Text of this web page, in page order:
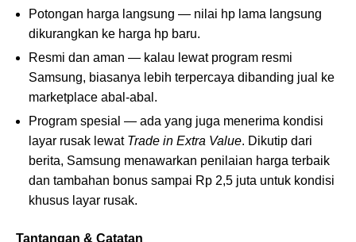
Potongan harga langsung — nilai hp lama langsung
dikurangkan ke harga hp baru.
Resmi dan aman — kalau lewat program resmi
Samsung, biasanya lebih terpercaya dibanding jual ke
marketplace abal-abal.
Program spesial — ada yang juga menerima kondisi
layar rusak lewat Trade in Extra Value. Dikutip dari
berita, Samsung menawarkan penilaian harga terbaik
dan tambahan bonus sampai Rp 2,5 juta untuk kondisi
khusus layar rusak.
Tantangan & Catatan